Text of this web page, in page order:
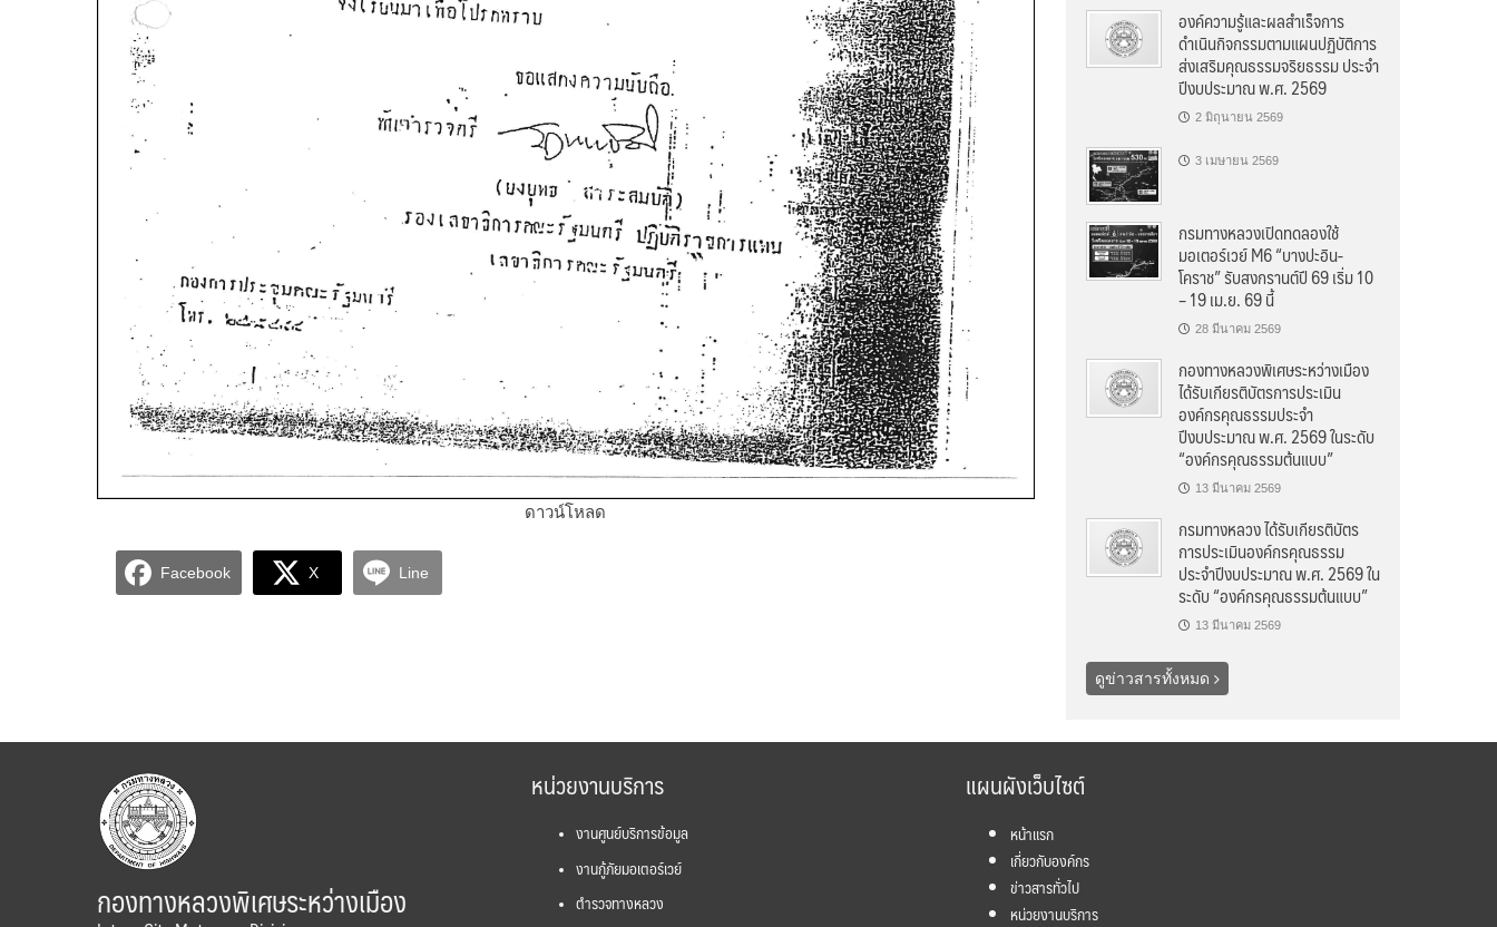
ดาวน์โหลด
Facebook X Line
องค์ความรู้และผลสำเร็จการ
ดำเนินกิจกรรมตามแผนปฏิบัติการ
ส่งเสริมคุณธรรมจริยธรรม ประจำ
ปีงบประมาณ พ.ศ. 2569
2 มิถุนายน 2569
3 เมษายน 2569
กรมทางหลวงเปิดทดลองใช้
มอเตอร์เวย์ M6 “บางปะอิน-
โคราช” รับสงกรานต์ปี 69 เริ่ม 10
– 19 เม.ย. 69 นี้
28 มีนาคม 2569
กองทางหลวงพิเศษระหว่างเมือง
ได้รับเกียรติบัตรการประเมิน
องค์กรคุณธรรมประจำ
ปีงบประมาณ พ.ศ. 2569 ในระดับ
“องค์กรคุณธรรมต้นแบบ”
13 มีนาคม 2569
กรมทางหลวง ได้รับเกียรติบัตร
การประเมินองค์กรคุณธรรม
ประจำปีงบประมาณ พ.ศ. 2569 ใน
ระดับ “องค์กรคุณธรรมต้นแบบ”
13 มีนาคม 2569
ดูข่าวสารทั้งหมด
กองทางหลวงพิเศษระหว่างเมือง
หน่วยงานบริการ
งานศูนย์บริการข้อมูล
งานกู้ภัยมอเตอร์เวย์
ตำรวจทางหลวง
แผนผังเว็บไซต์
หน้าแรก
เกี่ยวกับองค์กร
ข่าวสารทั่วไป
หน่วยงานบริการ